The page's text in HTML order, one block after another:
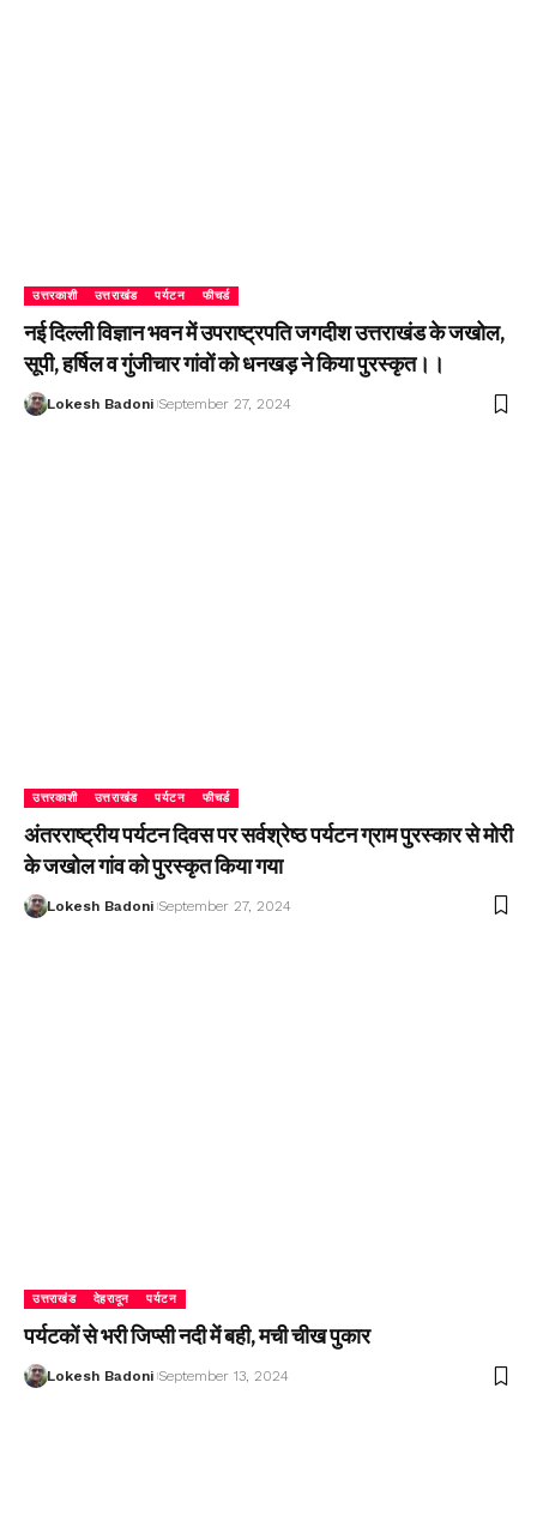
उत्तरकाशी उत्तराखंड पर्यटन फीचर्ड
नई दिल्ली विज्ञान भवन में उपराष्ट्रपति जगदीश उत्तराखंड के जखोल,
सूपी, हर्षिल व गुंजीचार गांवों को धनखड़ ने किया पुरस्कृत।।
Lokesh Badoni September 27, 2024
उत्तरकाशी उत्तराखंड पर्यटन फीचर्ड
अंतरराष्ट्रीय पर्यटन दिवस पर सर्वश्रेष्ठ पर्यटन ग्राम पुरस्कार से मोरी
के जखोल गांव को पुरस्कृत किया गया
Lokesh Badoni September 27, 2024
उत्तराखंड देहरादून पर्यटन
पर्यटकों से भरी जिप्सी नदी में बही, मची चीख पुकार
Lokesh Badoni September 13, 2024